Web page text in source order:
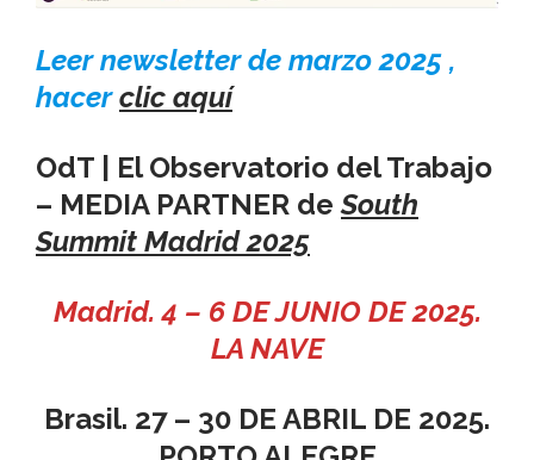
Leer newsletter de marzo 2025 ,
hacerclic aquí
OdT | El Observatorio del Trabajo
– MEDIA PARTNER deSouth
Summit Madrid 2025
Madrid. 4 – 6 DE JUNIO DE 2025.
LA NAVE
Brasil. 27 – 30 DE ABRIL DE 2025.